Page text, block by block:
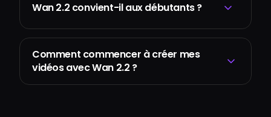
Wan 2.2 convient-il aux débutants ?
Comment commencer à créer mes
vidéos avec Wan 2.2 ?